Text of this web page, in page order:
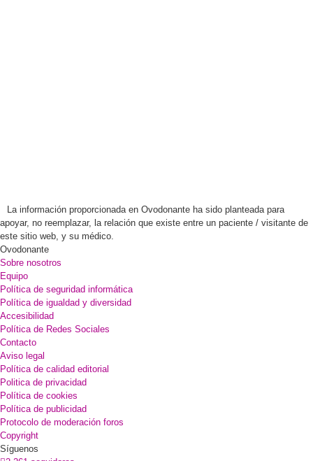
La información proporcionada en Ovodonante ha sido planteada para
apoyar, no reemplazar, la relación que existe entre un paciente / visitante de
este sitio web, y su médico.
Ovodonante
Sobre nosotros
Equipo
Política de seguridad informática
Política de igualdad y diversidad
Accesibilidad
Política de Redes Sociales
Contacto
Aviso legal
Política de calidad editorial
Politica de privacidad
Política de cookies
Política de publicidad
Protocolo de moderación foros
Copyright
Síguenos